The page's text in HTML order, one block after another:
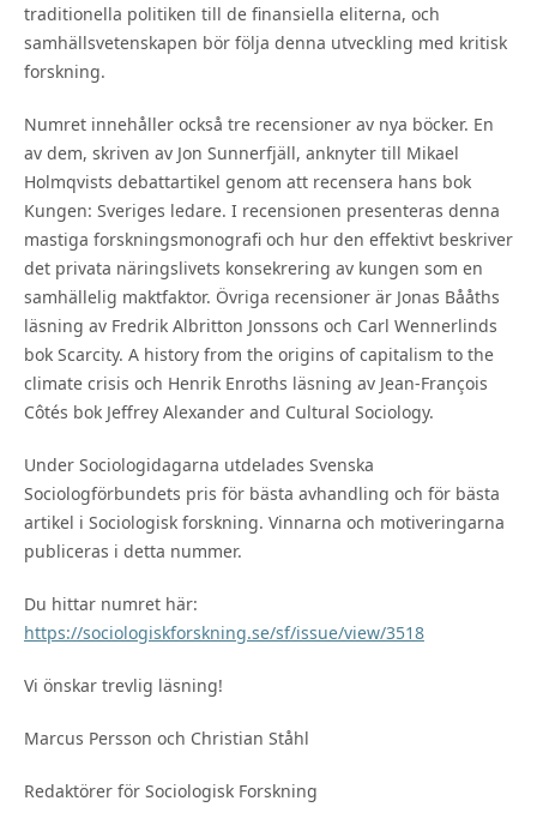
traditionella politiken till de finansiella eliterna, och
samhällsvetenskapen bör följa denna utveckling med kritisk
forskning.
Numret innehåller också tre recensioner av nya böcker. En
av dem, skriven av Jon Sunnerfjäll, anknyter till Mikael
Holmqvists debattartikel genom att recensera hans bok
Kungen: Sveriges ledare. I recensionen presenteras denna
mastiga forskningsmonografi och hur den effektivt beskriver
det privata näringslivets konsekrering av kungen som en
samhällelig maktfaktor. Övriga recensioner är Jonas Bååths
läsning av Fredrik Albritton Jonssons och Carl Wennerlinds
bok Scarcity. A history from the origins of capitalism to the
climate crisis och Henrik Enroths läsning av Jean-François
Côtés bok Jeffrey Alexander and Cultural Sociology.
Under Sociologidagarna utdelades Svenska
Sociologförbundets pris för bästa avhandling och för bästa
artikel i Sociologisk forskning. Vinnarna och motiveringarna
publiceras i detta nummer.
Du hittar numret här:
https://sociologiskforskning.se/sf/issue/view/3518
Vi önskar trevlig läsning!
Marcus Persson och Christian Ståhl
Redaktörer för Sociologisk Forskning